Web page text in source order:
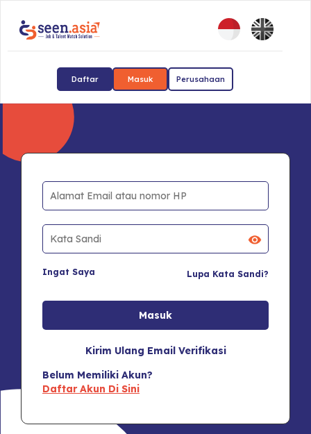
Daftar Masuk Perusahaan
Ingat Saya Lupa Kata Sandi?
Kirim Ulang Email Verifikasi
Belum Memiliki Akun?
Daftar Akun Di Sini